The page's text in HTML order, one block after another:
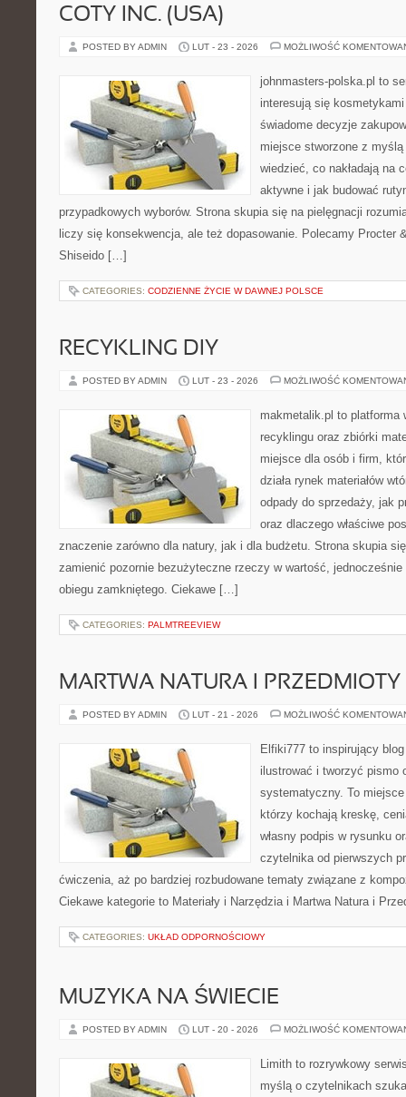
COTY INC. (USA)
POSTED BY ADMIN LUT - 23 - 2026 MOŻLIWOŚĆ
johnmasters-polska.pl to
interesują się
świadome decyzje
miejsce stworzone z
wiedzieć, co nakładają na
aktywne i jak budować
przypadkowych wyborów. Strona skupia się na pielęgnacji
liczy się konsekwencja, ale też dopasowanie. Polecamy Procter
Shiseido […]
CATEGORIES: CODZIENNE ŻYCIE W DAWNEJ POLSCE
RECYKLING DIY
POSTED BY ADMIN LUT - 23 - 2026 MOŻLIWOŚĆ
makmetalik.pl to platforma
recyklingu oraz zbiórki
miejsce dla osób i firm,
działa rynek materiałów
odpady do sprzedaży, jak
oraz dlaczego właściwe
znaczenie zarówno dla natury, jak i dla budżetu. Strona skupia
zamienić pozornie bezużyteczne rzeczy w wartość, jednocześnie
obiegu zamkniętego. Ciekawe […]
CATEGORIES: PALMTREEVIEW
MARTWA NATURA I PRZEDMIOTY
POSTED BY ADMIN LUT - 21 - 2026 MOŻLIWOŚĆ
Elfiki777 to inspirujący
ilustrować i tworzyć pismo
systematyczny. To
którzy kochają kreskę,
własny podpis w rysunku
czytelnika od pierwszych
ćwiczenia, aż po bardziej rozbudowane tematy związane z
Ciekawe kategorie to Materiały i Narzędzia i Martwa Natura i
CATEGORIES: UKŁAD ODPORNOŚCIOWY
MUZYKA NA ŚWIECIE
POSTED BY ADMIN LUT - 20 - 2026 MOŻLIWOŚĆ
Limith to rozrywkowy
myślą o czytelnikach